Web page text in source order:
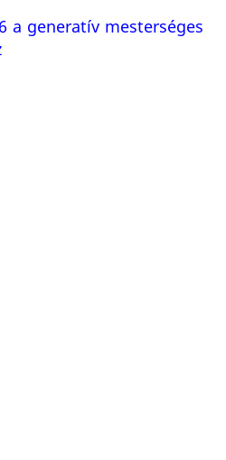
a generatív mesterséges